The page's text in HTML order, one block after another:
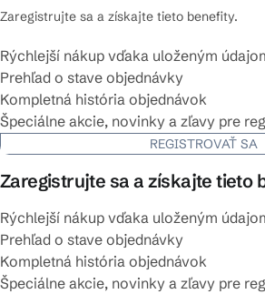
Zaregistrujte sa a získajte tieto benefity.
Rýchlejší nákup vďaka uloženým
Prehľad o stave objednávky
Kompletná história objednávok
Špeciálne akcie, novinky a zľavy pre
REGISTROVAŤ SA
Zaregistrujte sa a získajte tieto
Rýchlejší nákup vďaka uloženým
Prehľad o stave objednávky
Kompletná história objednávok
Špeciálne akcie, novinky a zľavy pre